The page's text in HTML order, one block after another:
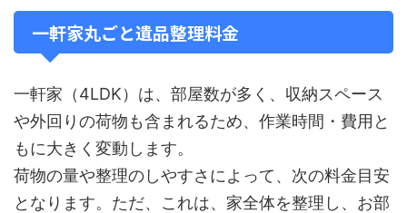
一軒家丸ごと遺品整理料金
一軒家（4LDK）は、部屋数が多く、収納スペース
や外回りの荷物も含まれるため、作業時間・費用と
もに大きく変動します。
荷物の量や整理のしやすさによって、次の料金目安
となります。ただ、これは、家全体を整理し、お部